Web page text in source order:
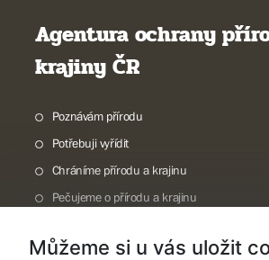
Agentura ochrany
krajiny ČR
Poznávám přírodu
Potřebuji vyřídit
Chráníme přírodu a krajinu
Pečujeme o přírodu a krajinu
O nás
Můžeme si u vás uložit